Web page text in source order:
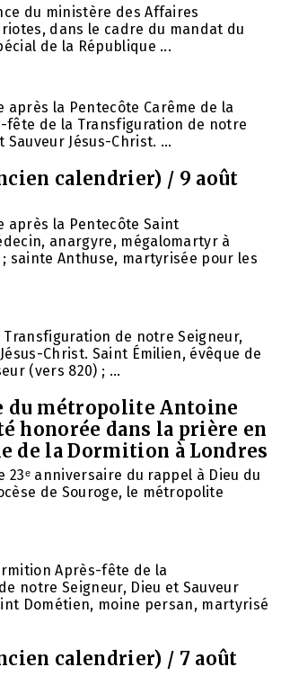
du ministère des Affaires
dans le cadre du mandat du
de la République ...
après la Pentecôte Carême de la
fête de la Transfiguration de notre
Sauveur Jésus-Christ. ...
calendrier) / 9 août
après la Pentecôte Saint
anargyre, mégalomartyr à
; sainte Anthuse, martyrisée pour les
de notre Seigneur,
Christ. Saint Émilien, évêque de
(vers 820) ; ...
du métropolite Antoine
honorée dans la prière en
de la Dormition à Londres
23ᵉ anniversaire du rappel à Dieu du
de Souroge, le métropolite
Après-fête de la
notre Seigneur, Dieu et Sauveur
Dométien, moine persan, martyrisé
calendrier) / 7 août